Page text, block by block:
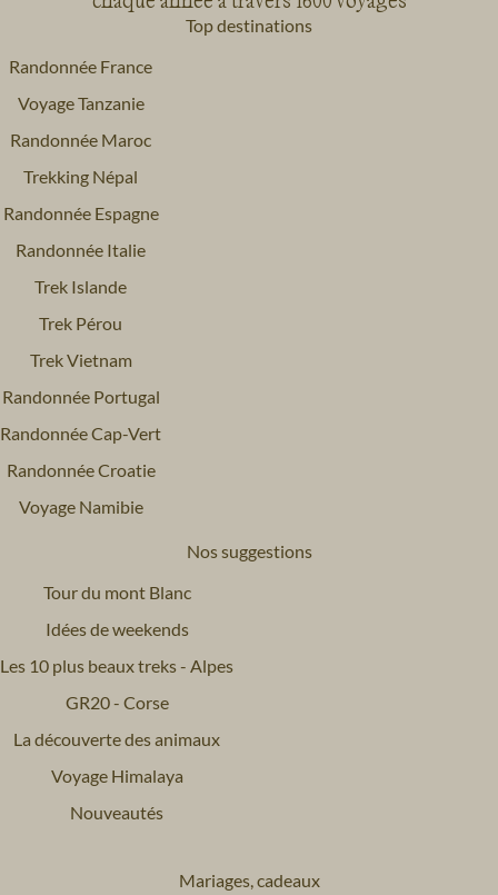
Top destinations
Randonnée France
Voyage Tanzanie
Randonnée Maroc
Trekking Népal
Randonnée Espagne
Randonnée Italie
Trek Islande
Trek Pérou
Trek Vietnam
Randonnée Portugal
Randonnée Cap-Vert
Randonnée Croatie
Voyage Namibie
Nos suggestions
Tour du mont Blanc
Idées de weekends
Les 10 plus beaux treks - Alpes
GR20 - Corse
La découverte des animaux
Voyage Himalaya
Nouveautés
Mariages, cadeaux